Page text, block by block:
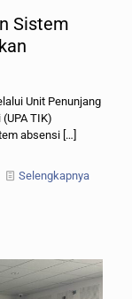
Sistem
Unit Penunjang
TIK)
absensi […]
Selengkapnya